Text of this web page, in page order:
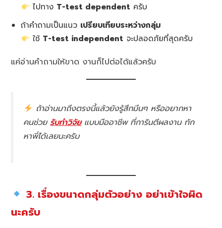
ไปทาง T-test dependent ครับ
ถ้าคำถามเป็นแนว เปรียบเทียบระหว่างกลุ่ม
ใช้ T-test independent จะปลอดภัยที่สุดครับ
แค่อ่านคำถามให้ขาด งานก็ไปต่อได้แล้วครับ
ถ้าอ่านมาถึงตรงนี้แล้วยังรู้สึกมึนๆ หรืออยากหา
คนช่วยรับทำวิจัยแบบมืออาชีพ ที่การันตีผลงาน ทัก
หาพี่ได้เลยนะครับ
3. เรื่องขนาดกลุ่มตัวอย่าง อย่าเข้าใจผิด
นะครับ